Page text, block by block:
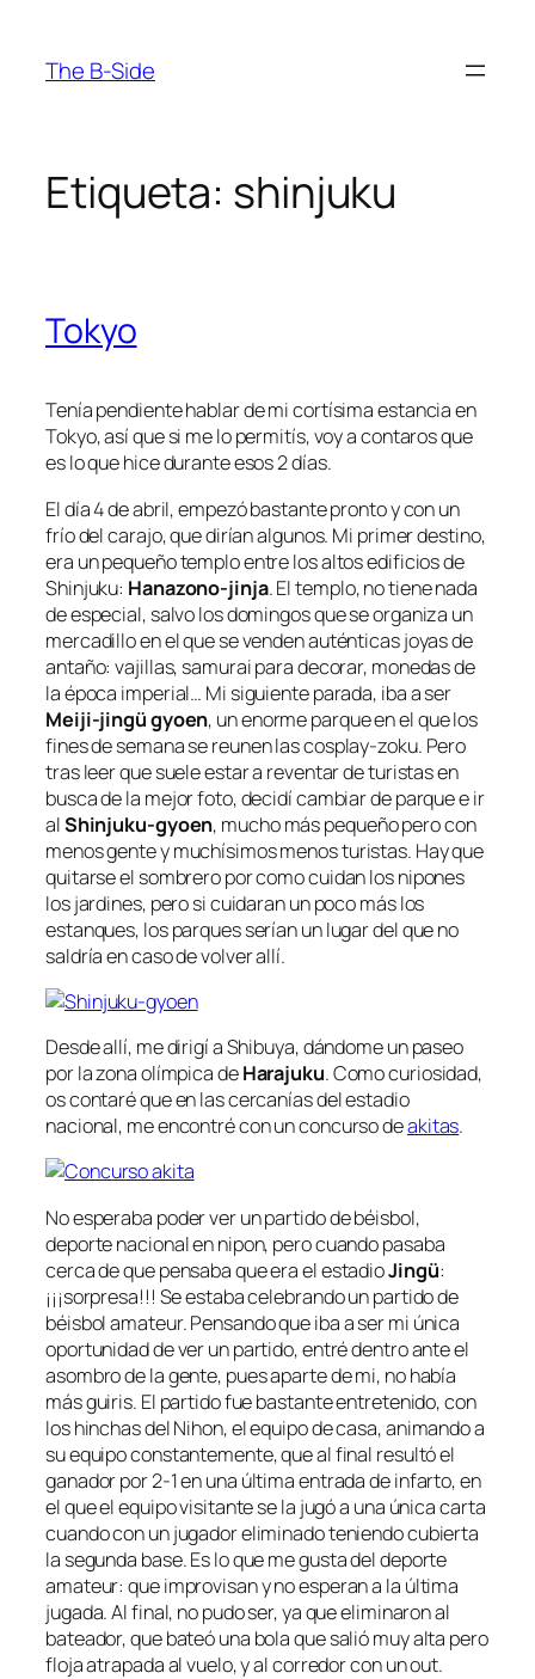
contenido
The B-Side
Etiqueta: shinjuku
Tokyo
Tenía pendiente hablar de mi cortísima estancia en
Tokyo, así que si me lo permitís, voy a contaros que
es lo que hice durante esos 2 días.
El día 4 de abril, empezó bastante pronto y con un
frío del carajo, que dirían algunos. Mi primer destino,
era un pequeño templo entre los altos edificios de
Shinjuku: Hanazono-jinja. El templo, no tiene nada
de especial, salvo los domingos que se organiza un
mercadillo en el que se venden auténticas joyas de
antaño: vajillas, samurai para decorar, monedas de
la época imperial… Mi siguiente parada, iba a ser
Meiji-jingü gyoen, un enorme parque en el que los
fines de semana se reunen las cosplay-zoku. Pero
tras leer que suele estar a reventar de turistas en
busca de la mejor foto, decidí cambiar de parque e ir
alShinjuku-gyoen, mucho más pequeño pero con
menos gente y muchísimos menos turistas. Hay que
quitarse el sombrero por como cuidan los nipones
los jardines, pero si cuidaran un poco más los
estanques, los parques serían un lugar del que no
saldría en caso de volver allí.
Desde allí, me dirigí a Shibuya, dándome un paseo
por la zona olímpica deHarajuku. Como curiosidad,
os contaré que en las cercanías del estadio
nacional, me encontré con un concurso deakitas.
No esperaba poder ver un partido de béisbol,
deporte nacional en nipon, pero cuando pasaba
cerca de que pensaba que era el estadioJingü:
¡¡¡sorpresa!!! Se estaba celebrando un partido de
béisbol amateur. Pensando que iba a ser mi única
oportunidad de ver un partido, entré dentro ante el
asombro de la gente, pues aparte de mi, no había
más guiris. El partido fue bastante entretenido, con
los hinchas delNihon, el equipo de casa, animando a
su equipo constantemente, que al final resultó el
ganador por 2-1 en una última entrada de infarto, en
el que el equipo visitante se la jugó a una única carta
cuando con un jugador eliminado teniendo cubierta
la segunda base. Es lo que me gusta del deporte
amateur: que improvisan y no esperan a la última
jugada. Al final, no pudo ser, ya que eliminaron al
bateador, que bateó una bola que salió muy alta pero
floja atrapada al vuelo, y al corredor con un out.